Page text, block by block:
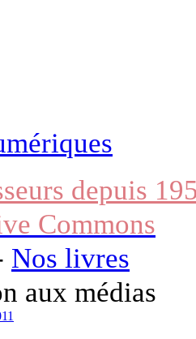
depuis
Commons
Nos livres
aux médias